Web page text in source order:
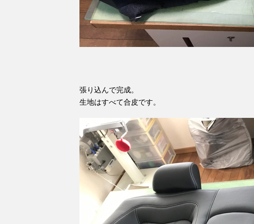
張り込んで完成。
生地はすべて合皮です。